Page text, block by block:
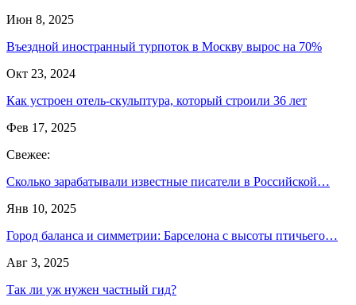
Июн 8, 2025
Въездной иностранный турпоток в Москву вырос на 70%
Окт 23, 2024
Как устроен отель-скульптура, который строили 36 лет
Фев 17, 2025
Свежее:
Сколько зарабатывали известные писатели в Российской…
Янв 10, 2025
Город баланса и симметрии: Барселона с высоты птичьего…
Авг 3, 2025
Так ли уж нужен частный гид?